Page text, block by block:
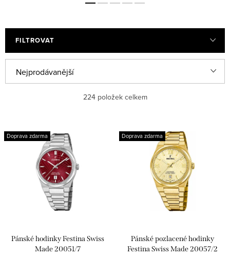
FILTROVAT
a
n
u
Nejprodávanější
Abecedně
224položek celkem
V
ý
o
Doprava zdarma
Pánské hodinky Festina Swiss
Made 20051/7
Doprava zdarma
Pánské pozlacené hodinky
Festina Swiss Made 20057/2